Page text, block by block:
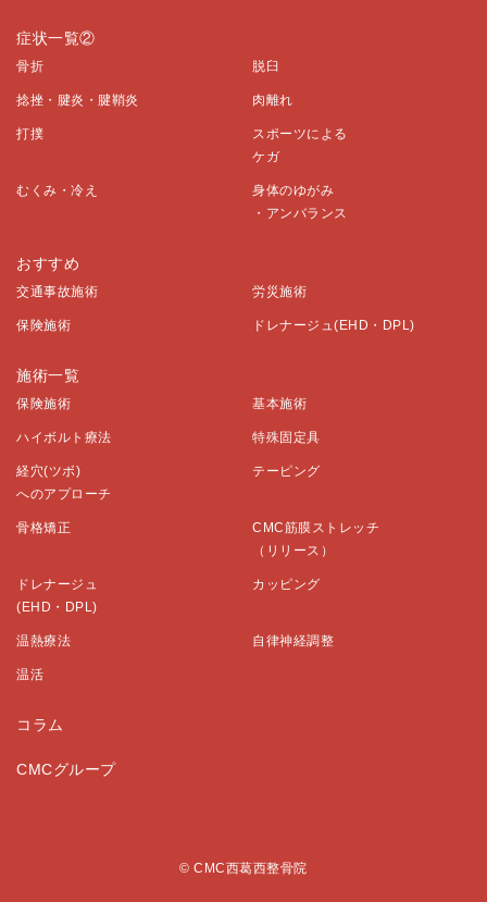
症状一覧②
骨折 脱臼
捻挫・腱炎・腱鞘炎 肉離れ
打撲
スポーツによる
ケガ
むくみ・冷え
身体のゆがみ
・アンバランス
おすすめ
交通事故施術 労災施術
保険施術 ドレナージュ(EHD・DPL)
施術一覧
保険施術 基本施術
ハイボルト療法 特殊固定具
経穴(ツボ)
へのアプローチ
テーピング
骨格矯正
CMC筋膜ストレッチ
（リリース）
ドレナージュ
(EHD・DPL)
カッピング
温熱療法 自律神経調整
温活
コラム
CMCグループ
© CMC西葛西整骨院